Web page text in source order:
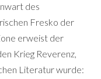
des
Fresko der
erweist der
Krieg Reverenz,
Literatur wurde: